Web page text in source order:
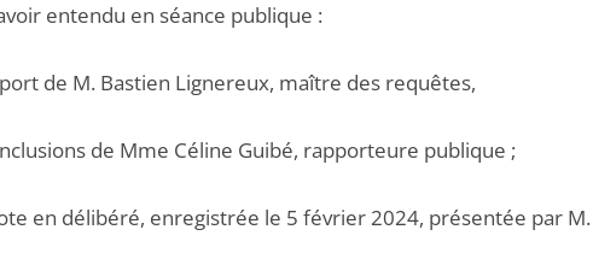
entendu en séance publique :
de M. Bastien Lignereux, maître des requêtes,
de Mme Céline Guibé, rapporteure publique ;
en délibéré, enregistrée le 5 février 2024, présentée par M.